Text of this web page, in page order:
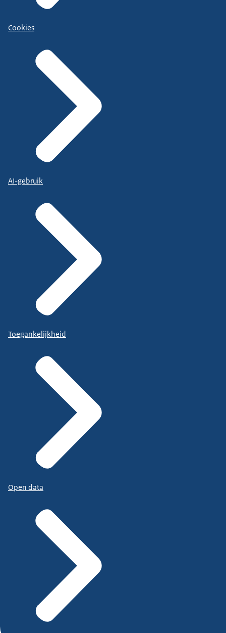
Cookies
AI-gebruik
Toegankelijkheid
Open data